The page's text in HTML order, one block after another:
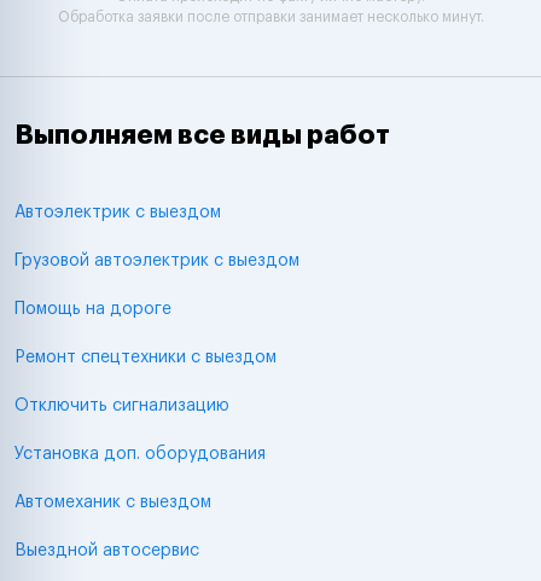
Обработка заявки после отправки занимает несколько минут.
Выполняем все виды работ
Автоэлектрик с выездом
Грузовой автоэлектрик с выездом
Помощь на дороге
Ремонт спецтехники с выездом
Отключить сигнализацию
Установка доп. оборудования
Автомеханик с выездом
Выездной автосервис